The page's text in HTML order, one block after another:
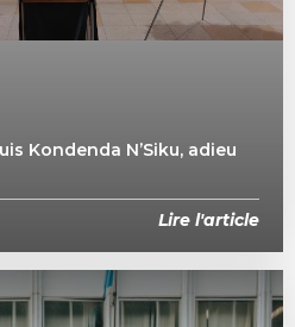
Kondenda N’Siku, adieu
Lire l'article